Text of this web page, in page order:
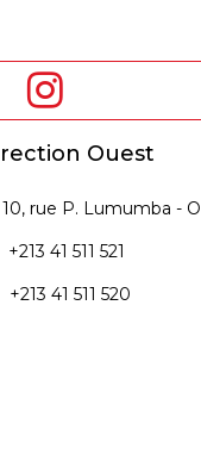
Ouest
10, rue P. Lumumba -
+213 41 511 521
+213 41 511 520